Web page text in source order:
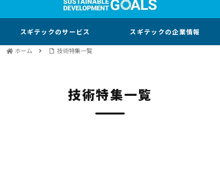
スギテックのサービス スギテックの企業情報
ホーム 技術特集一覧
技術特集一覧